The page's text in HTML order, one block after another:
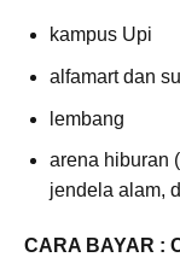
kampus Upi
alfamart dan
lembang
arena hiburan
jendela alam, dll
CARA BAYAR :